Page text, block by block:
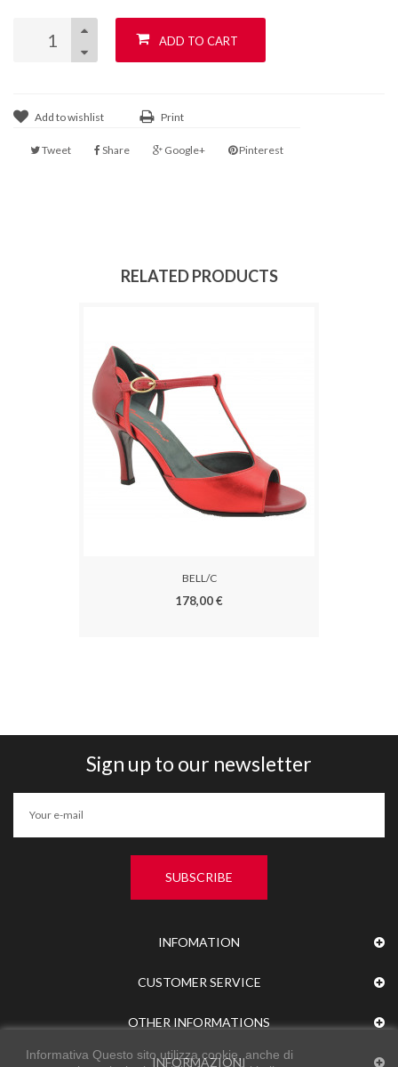
ADD TO CART
Add to wishlist Print
Tweet Share Google+ Pinterest
RELATED PRODUCTS
BELL/C
178,00 €
Sign up to our newsletter
SUBSCRIBE
INFOMATION
CUSTOMER SERVICE
OTHER INFORMATIONS
INFORMAZIONI
Informativa Questo sito utilizza cookie, anche di